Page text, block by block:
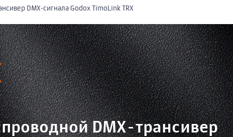
DMX-сигнала Godox TimoLink TRX
DMX-трансивер